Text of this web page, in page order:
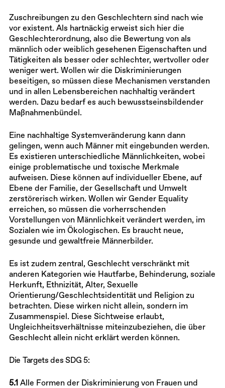
Zuschreibungen zu den Geschlechtern sind nach wie
vor existent. Als hartnäckig erweist sich hier die
Geschlechterordnung, also die Bewertung von als
männlich oder weiblich gesehenen Eigenschaften und
Tätigkeiten als besser oder schlechter, wertvoller oder
weniger wert. Wollen wir die Diskriminierungen
beseitigen, so müssen diese Mechanismen verstanden
und in allen Lebensbereichen nachhaltig verändert
werden. Dazu bedarf es auch bewusstseinsbildender
Maßnahmenbündel.
Eine nachhaltige Systemveränderung kann dann
gelingen, wenn auch Männer mit eingebunden werden.
Es existieren unterschiedliche Männlichkeiten, wobei
einige problematische und toxische Merkmale
aufweisen. Diese können auf individueller Ebene, auf
Ebene der Familie, der Gesellschaft und Umwelt
zerstörerisch wirken. Wollen wir Gender Equality
erreichen, so müssen die vorherrschenden
Vorstellungen von Männlichkeit verändert werden, im
Sozialen wie im Ökologischen. Es braucht neue,
gesunde und gewaltfreie Männerbilder.
Es ist zudem zentral, Geschlecht verschränkt mit
anderen Kategorien wie Hautfarbe, Behinderung, soziale
Herkunft, Ethnizität, Alter, Sexuelle
Orientierung/Geschlechtsidentität und Religion zu
betrachten. Diese wirken nicht allein, sondern im
Zusammenspiel. Diese Sichtweise erlaubt,
Ungleichheitsverhältnisse miteinzubeziehen, die über
Geschlecht allein nicht erklärt werden können.
Die Targets des SDG 5:
5.1 Alle Formen der Diskriminierung von Frauen und